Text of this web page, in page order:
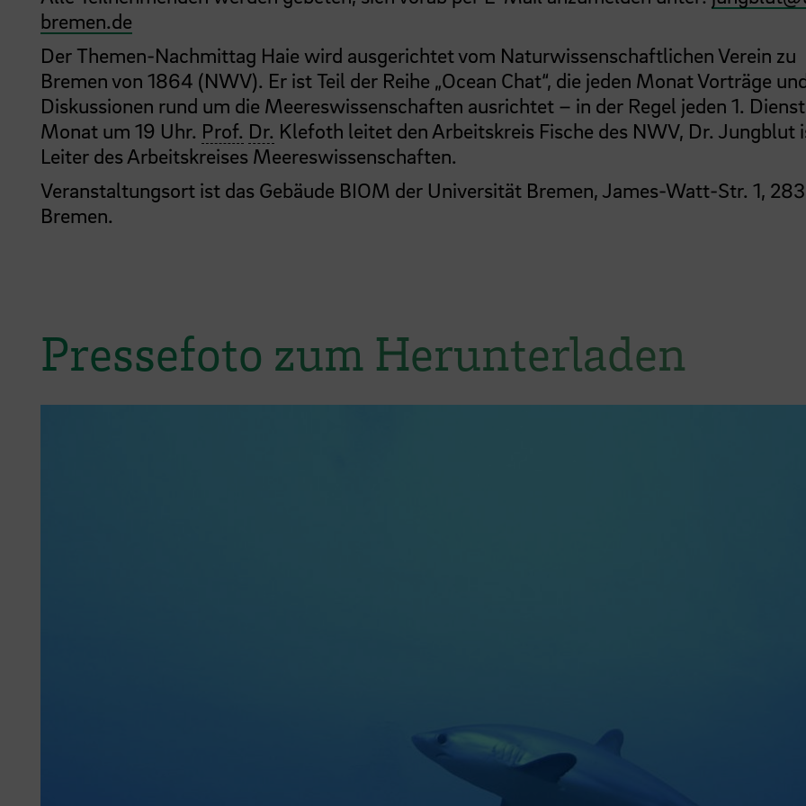
bremen.de
Der Themen-Nachmittag Haie wird ausgerichtet vom Naturwissenschaftlichen Verein zu
Bremen von 1864 (NWV). Er ist Teil der Reihe „Ocean Chat“, die jeden Monat Vorträge
Diskussionen rund um die Meereswissenschaften ausrichtet – in der Regel jeden 1.
Monat um 19 Uhr. Prof. Dr. Klefoth leitet den Arbeitskreis Fische des NWV, Dr. Jungblut
Leiter des Arbeitskreises Meereswissenschaften.
Veranstaltungsort ist das Gebäude BIOM der Universität Bremen, James-Watt-Str. 1,
Bremen.
Pressefoto zum Herunterladen